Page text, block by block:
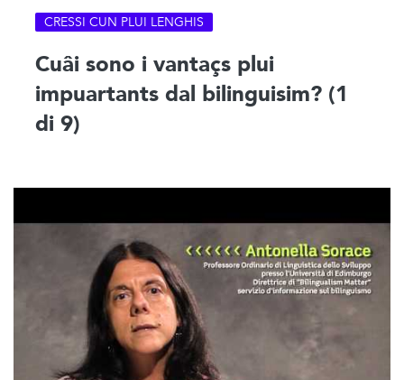
CRESSI CUN PLUI LENGHIS
Cuâi sono i vantaçs plui
impuartants dal bilinguisim? (1
di 9)